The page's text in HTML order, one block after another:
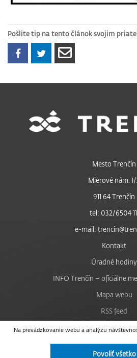
Pošlite tip na tento článok svojim
Na prevádzkovanie webu a analýzu
Povoliť všetko
Mesto Trenčín
Mierové nám.
911 64 Trenčín
tel: 032/6504
e-mail:
Kontakt
Úradné hodiny
INFO Trenčín – oficiálne
Mapa webu
RSS feed
Nastavenie
Facebook